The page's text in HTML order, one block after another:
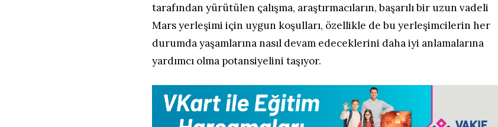
tarafından yürütülen çalışma, araştırmacıların, başarılı bir uzun vadeli
Mars yerleşimi için uygun koşulları, özellikle de bu yerleşimcilerin her
durumda yaşamlarına nasıl devam edeceklerini daha iyi anlamalarına
yardımcı olma potansiyelini taşıyor.